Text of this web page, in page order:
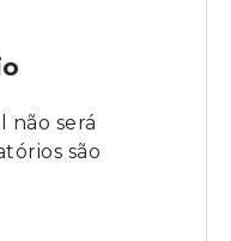
não será
são